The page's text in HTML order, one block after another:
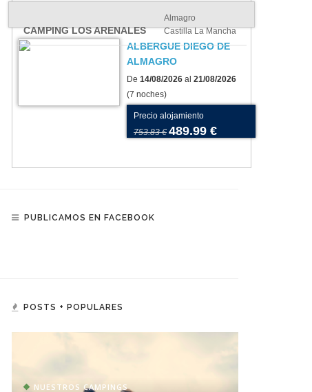
CAMPING LOS ARENALES
Almagro
Castilla La Mancha
ALBERGUE DIEGO DE
ALMAGRO
De 14/08/2026 al 21/08/2026
(7 noches)
Precio alojamiento
753.83 € 489.99 €
PUBLICAMOS EN FACEBOOK
POSTS + POPULARES
NUESTROS CAMPINGS